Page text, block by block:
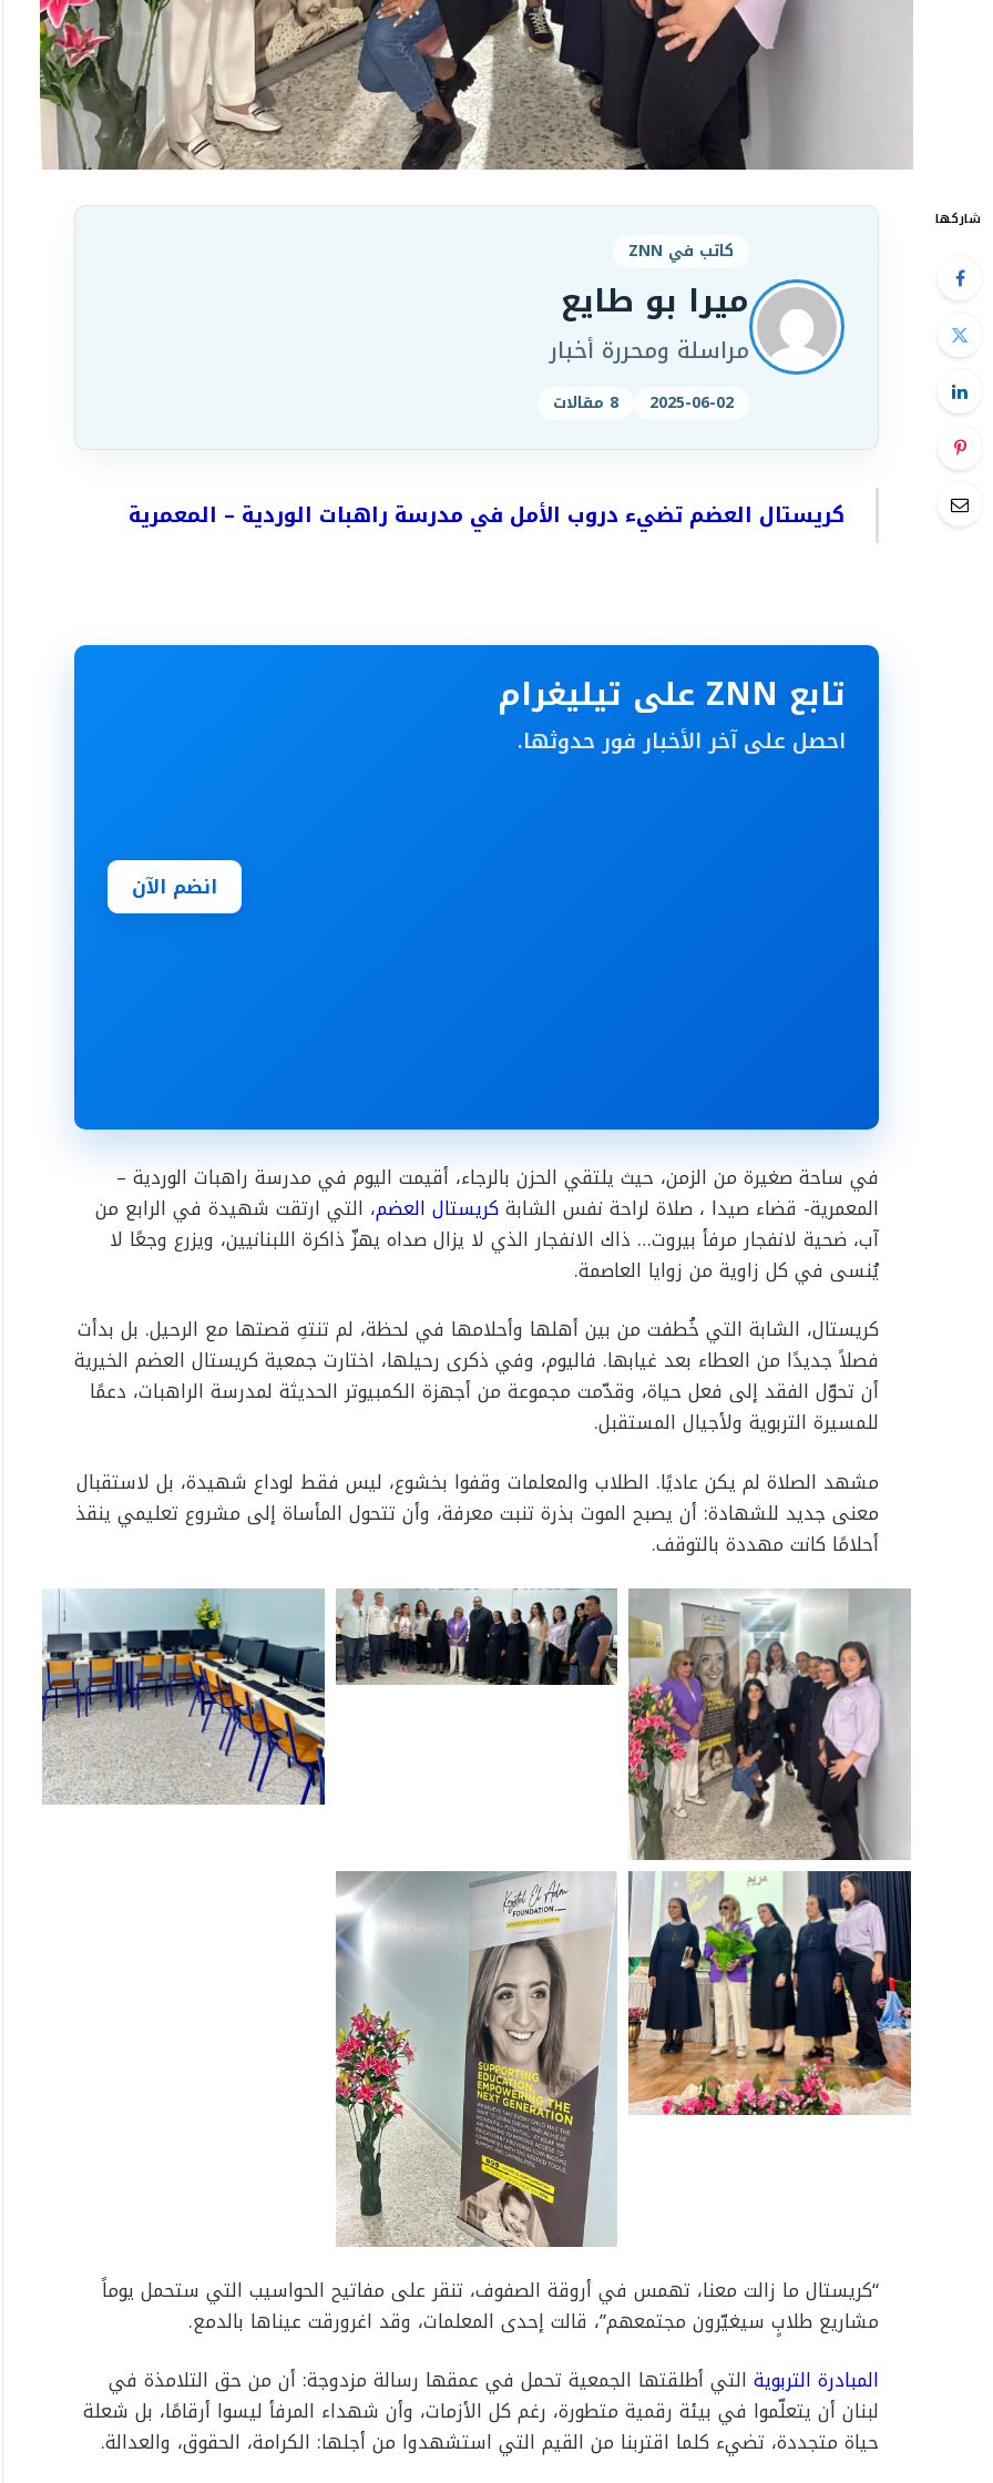
شاركها
كاتب في ZNN
ميرا بو طايع
مراسلة ومحررة أخبار
2025-06-02 8 مقالات
كريستال العضم تضيء دروب الأمل في مدرسة راهبات الوردية – المعمرية
تابع ZNN على تيليغرام
احصل على آخر الأخبار فور حدوثها.
انضم الآن
في ساحة صغيرة من الزمن، حيث يلتقي الحزن بالرجاء، أقيمت اليوم في مدرسة راهبات الوردية –
المعمرية- قضاء صيدا ، صلاة لراحة نفس الشابةكريستال العضم، التي ارتقت شهيدة في الرابع من
آب، ضحية لانفجار مرفأ بيروت… ذاك الانفجار الذي لا يزال صداه يهزّ ذاكرة اللبنانيين، ويزرع وجعًا لا
يُنسى في كل زاوية من زوايا العاصمة.
كريستال، الشابة التي خُطفت من بين أهلها وأحلامها في لحظة، لم تنتهِ قصتها مع الرحيل. بل بدأت
فصلاً جديدًا من العطاء بعد غيابها. فاليوم، وفي ذكرى رحيلها، اختارت جمعية كريستال العضم الخيرية
أن تحوّل الفقد إلى فعل حياة، وقدّمت مجموعة من أجهزة الكمبيوتر الحديثة لمدرسة الراهبات، دعمًا
للمسيرة التربوية ولأجيال المستقبل.
مشهد الصلاة لم يكن عاديًا. الطلاب والمعلمات وقفوا بخشوع، ليس فقط لوداع شهيدة، بل لاستقبال
معنى جديد للشهادة: أن يصبح الموت بذرة تنبت معرفة، وأن تتحول المأساة إلى مشروع تعليمي ينقذ
أحلامًا كانت مهددة بالتوقف.
“كريستال ما زالت معنا، تهمس في أروقة الصفوف، تنقر على مفاتيح الحواسيب التي ستحمل يوماً
مشاريع طلابٍ سيغيّرون مجتمعهم”، قالت إحدى المعلمات، وقد اغرورقت عيناها بالدمع.
المبادرة التربوية التي أطلقتها الجمعية تحمل في عمقها رسالة مزدوجة: أن من حق التلامذة في
لبنان أن يتعلّموا في بيئة رقمية متطورة، رغم كل الأزمات، وأن شهداء المرفأ ليسوا أرقامًا، بل شعلة
حياة متجددة، تضيء كلما اقتربنا من القيم التي استشهدوا من أجلها: الكرامة، الحقوق، والعدالة.